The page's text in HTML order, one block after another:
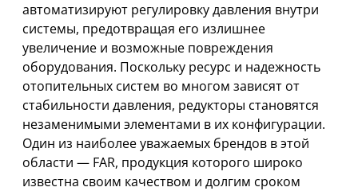
автоматизируют регулировку давления внутри
системы, предотвращая его излишнее
увеличение и возможные повреждения
оборудования. Поскольку ресурс и надежность
отопительных систем во многом зависят от
стабильности давления, редукторы становятся
незаменимыми элементами в их конфигурации.
Один из наиболее уважаемых брендов в этой
области — FAR, продукция которого широко
известна своим качеством и долгим сроком